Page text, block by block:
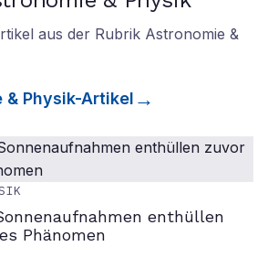
aus der Rubrik Astronomie &
& Physik-Artikel
enthüllen
Phänomen